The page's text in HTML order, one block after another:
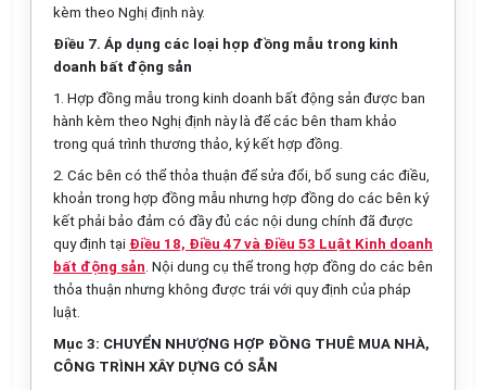
kèm theo Nghị định này.
Điều 7. Áp dụng các loại hợp đồng mẫu trong kinh
doanh bất động sản
1. Hợp đồng mẫu trong kinh doanh bất động sản được ban
hành kèm theo Nghị định này là để các bên tham khảo
trong quá trình thương thảo, ký kết hợp đồng.
2. Các bên có thể thỏa thuận để sửa đổi, bổ sung các điều,
khoản trong hợp đồng mẫu nhưng hợp đồng do các bên ký
kết phải bảo đảm có đầy đủ các nội dung chính đã được
quy định tại Điều 18, Điều 47 và Điều 53 Luật Kinh doanh
bất động sản. Nội dung cụ thể trong hợp đồng do các bên
thỏa thuận nhưng không được trái với quy định của pháp
luật.
Mục 3: CHUYỂN NHƯỢNG HỢP ĐỒNG THUÊ MUA NHÀ,
CÔNG TRÌNH XÂY DỰNG CÓ SẴN